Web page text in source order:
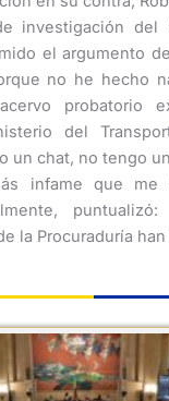
investigación del
el argumento
no he hecho
probatorio
del
un chat, no tengo
infame que me
puntualizó:
la Procuraduría